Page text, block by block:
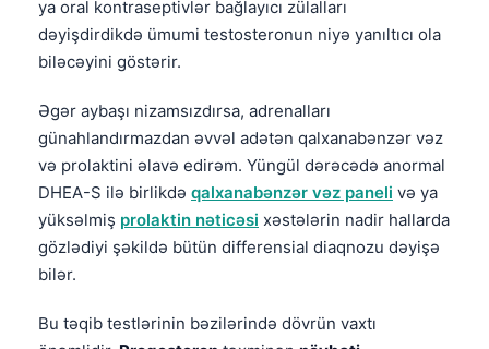
ya oral kontraseptivlər bağlayıcı zülalları
dəyişdirdikdə ümumi testosteronun niyə yanıltıcı ola
biləcəyini göstərir.
Əgər aybaşı nizamsızdırsa, adrenalları
günahlandırmazdan əvvəl adətən qalxanabənzər vəz
və prolaktini əlavə edirəm. Yüngül dərəcədə anormal
DHEA-S ilə birlikdə qalxanabənzər vəz paneli və ya
yüksəlmiş prolaktin nəticəsi xəstələrin nadir hallarda
gözlədiyi şəkildə bütün differensial diaqnozu dəyişə
bilər.
Bu təqib testlərinin bəzilərində dövrün vaxtı
Nederlands
हिन्दी
Bahasa Indonesia
Հայերեն
Српски језик
Svenska